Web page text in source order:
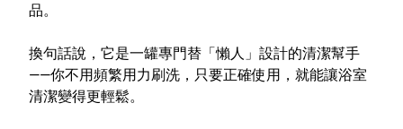
品。
換句話說，它是一罐專門替「懶人」設計的清潔幫手
——你不用頻繁用力刷洗，只要正確使用，就能讓浴室
清潔變得更輕鬆。